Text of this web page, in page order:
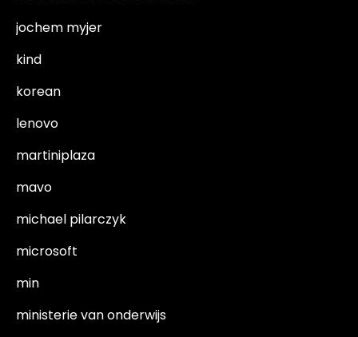
jochem myjer
kind
korean
lenovo
martiniplaza
mavo
michael pilarczyk
microsoft
min
ministerie van onderwijs